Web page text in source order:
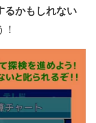
るかもしれない